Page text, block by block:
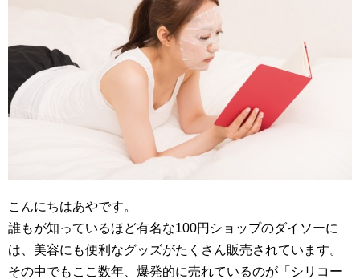
こんにちはあやです。
誰もが知っているほど有名な100円ショップのダイソーに
は、美容にも便利なグッズがたくさん販売されています。
その中でもここ数年、爆発的に売れているのが「シリコー